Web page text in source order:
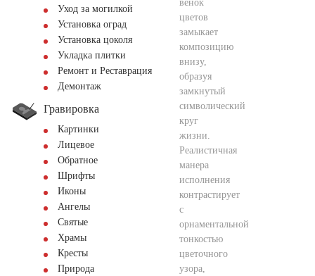
Уход за могилкой
Установка оград
Установка цоколя
Укладка плитки
Ремонт и Реставрация
Демонтаж
Гравировка
Картинки
Лицевое
Обратное
Шрифты
Иконы
Ангелы
Святые
Храмы
Кресты
Природа
венок
цветов
замыкает
композицию
внизу,
образуя
замкнутый
символический
круг
жизни.
Реалистичная
манера
исполнения
контрастирует
с
орнаментальной
тонкостью
цветочного
узора,